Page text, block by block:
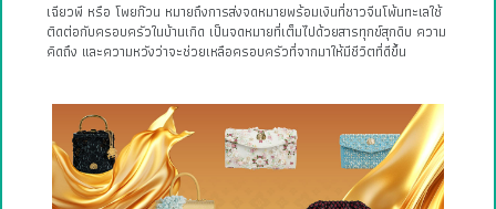
เฉียวพี หรือ โพยก๊วน หมายถึงการส่งจดหมายพร้อมเงินที่ชาวจีนโพ้นทะเลใช้
ติดต่อกับครอบครัวในบ้านเกิด เป็นจดหมายที่เต็มไปด้วยสารทุกข์สุกดิบ ความ
คิดถึง และความหวังว่าจะช่วยเหลือครอบครัวที่จากมาให้มีชีวิตที่ดีขึ้น